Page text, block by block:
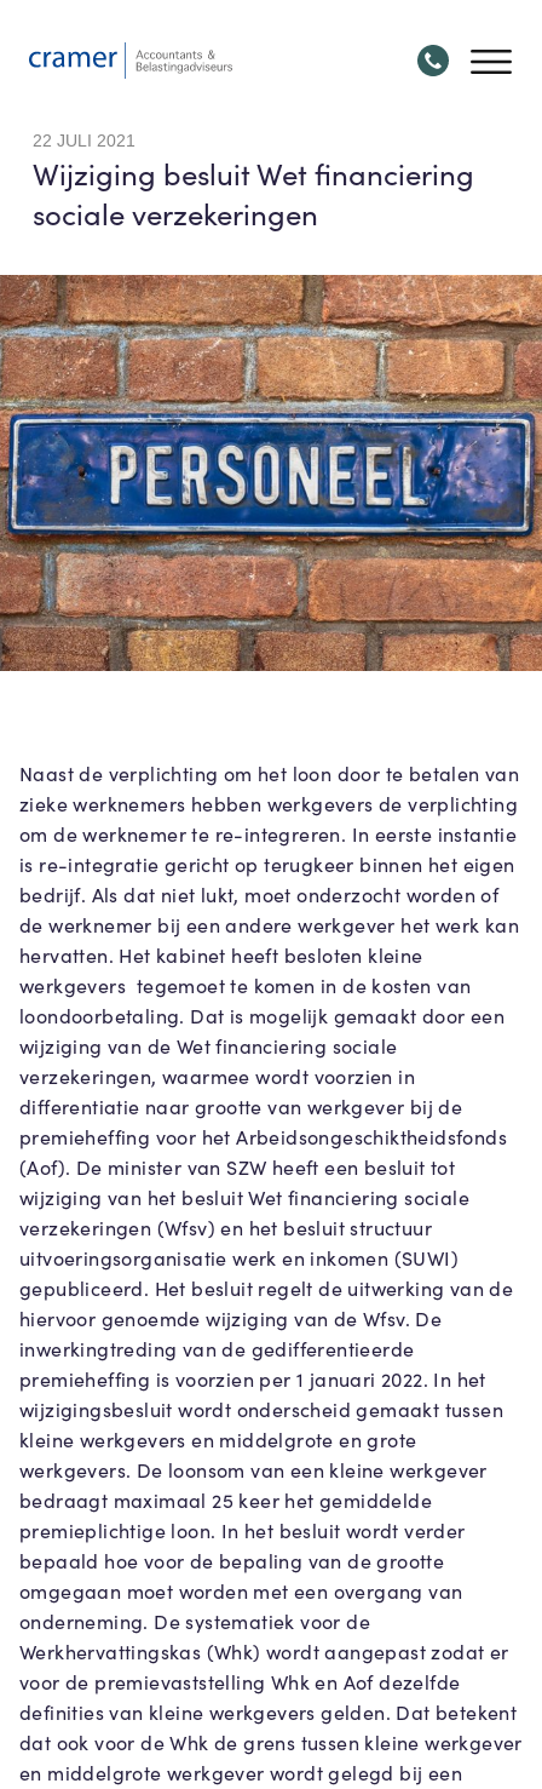
22 JULI 2021
Wijziging besluit Wet financiering
sociale verzekeringen
Naast de verplichting om het loon door te betalen van
zieke werknemers hebben werkgevers de verplichting
om de werknemer te re-integreren. In eerste instantie
is re-integratie gericht op terugkeer binnen het eigen
bedrijf. Als dat niet lukt, moet onderzocht worden of
de werknemer bij een andere werkgever het werk kan
hervatten. Het kabinet heeft besloten kleine
werkgevers tegemoet te komen in de kosten van
loondoorbetaling. Dat is mogelijk gemaakt door een
wijziging van de Wet financiering sociale
verzekeringen, waarmee wordt voorzien in
differentiatie naar grootte van werkgever bij de
premieheffing voor het Arbeidsongeschiktheidsfonds
(Aof). De minister van SZW heeft een besluit tot
wijziging van het besluit Wet financiering sociale
verzekeringen (Wfsv) en het besluit structuur
uitvoeringsorganisatie werk en inkomen (SUWI)
gepubliceerd. Het besluit regelt de uitwerking van de
hiervoor genoemde wijziging van de Wfsv. De
inwerkingtreding van de gedifferentieerde
premieheffing is voorzien per 1 januari 2022. In het
wijzigingsbesluit wordt onderscheid gemaakt tussen
kleine werkgevers en middelgrote en grote
werkgevers. De loonsom van een kleine werkgever
bedraagt maximaal 25 keer het gemiddelde
premieplichtige loon. In het besluit wordt verder
bepaald hoe voor de bepaling van de grootte
omgegaan moet worden met een overgang van
onderneming. De systematiek voor de
Werkhervattingskas (Whk) wordt aangepast zodat er
voor de premievaststelling Whk en Aof dezelfde
definities van kleine werkgevers gelden. Dat betekent
dat ook voor de Whk de grens tussen kleine werkgever
en middelgrote werkgever wordt gelegd bij een